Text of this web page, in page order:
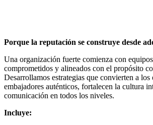
Porque la reputación se construye desde
Una organización fuerte comienza con
comprometidos y alineados con el propósito
Desarrollamos estrategias que convierten a los
embajadores auténticos, fortalecen la cultura
comunicación en todos los niveles.
Incluye: